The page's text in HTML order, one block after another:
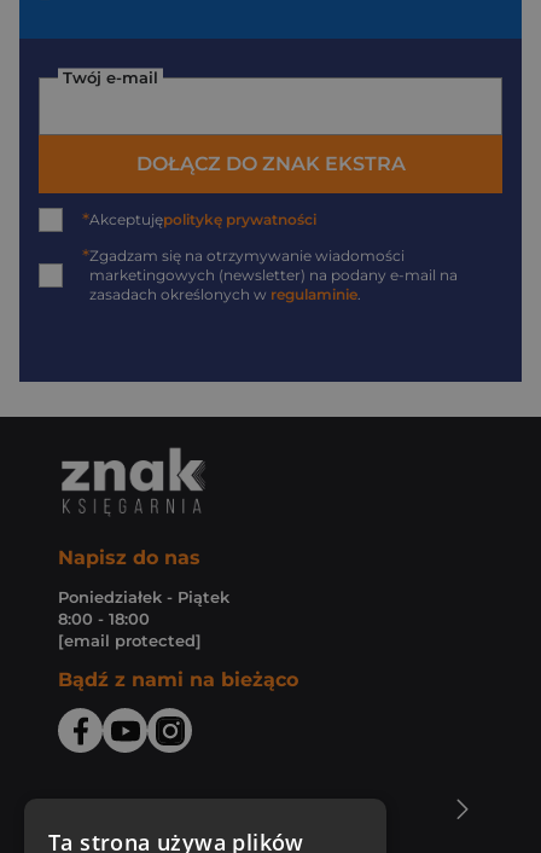
Twój e-mail
DOŁĄCZ DO ZNAK EKSTRA
*Akceptujępolitykę prywatności
*Zgadzam się na otrzymywanie wiadomości
marketingowych (newsletter) na podany e-mail na
zasadach określonych w regulaminie.
Napisz do nas
Poniedziałek - Piątek
8:00 - 18:00
[email protected]
Bądź z nami na bieżąco
Ta strona używa plików